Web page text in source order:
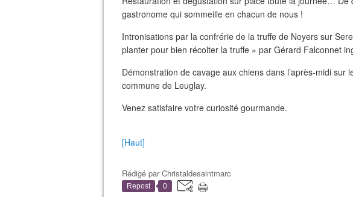
gastronome qui sommeille en chacun de nous !
Intronisations par la confrérie de la truffe de Noyers sur
planter pour bien récolter la truffe » par Gérard Falconnet
Démonstration de cavage aux chiens dans l’après-midi sur
commune de Leuglay.
Venez satisfaire votre curiosité gourmande.
[Haut]
Rédigé parChristaldesaintmarc
Repost 0